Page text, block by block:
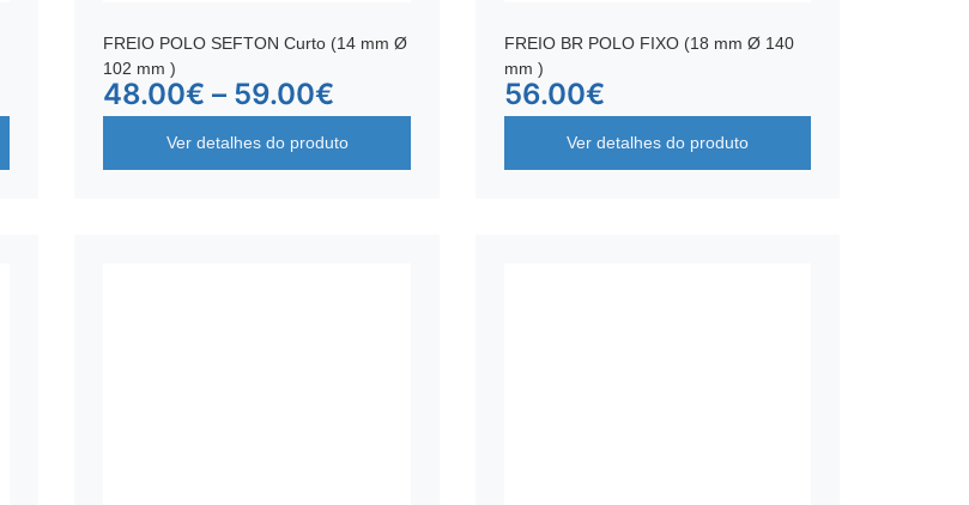
FREIO POLO SEFTON Curto (14 mm Ø
102 mm )
48.00€ – 59.00€
Ver detalhes do produto
FREIO BR POLO FIXO (18 mm Ø 140
mm )
56.00€
Ver detalhes do produto